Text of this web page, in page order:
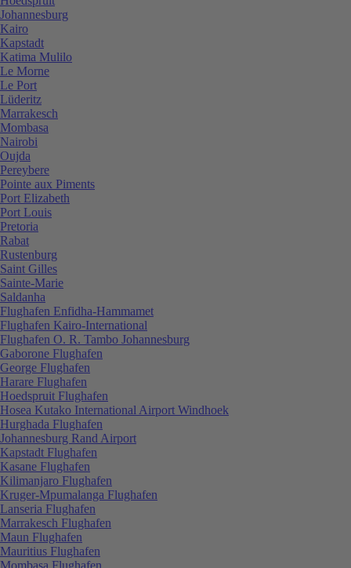
Johannesburg
Kairo
Kapstadt
Katima Mulilo
Le Morne
Le Port
Lüderitz
Marrakesch
Mombasa
Nairobi
Oujda
Pereybere
Pointe aux Piments
Port Elizabeth
Port Louis
Pretoria
Rabat
Rustenburg
Saint Gilles
Sainte-Marie
Saldanha
Flughafen Enfidha-Hammamet
Flughafen Kairo-International
Flughafen O. R. Tambo Johannesburg
Gaborone Flughafen
George Flughafen
Harare Flughafen
Hoedspruit Flughafen
Hosea Kutako International Airport Windhoek
Hurghada Flughafen
Johannesburg Rand Airport
Kapstadt Flughafen
Kasane Flughafen
Kilimanjaro Flughafen
Kruger-Mpumalanga Flughafen
Lanseria Flughafen
Marrakesch Flughafen
Maun Flughafen
Mauritius Flughafen
Mombasa Flughafen